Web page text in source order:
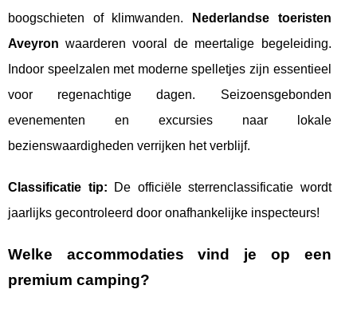
boogschieten of klimwanden.
Nederlandse toeristen
Aveyron waarderen vooral de meertalige begeleiding.
Indoor speelzalen met moderne spelletjes zijn essentieel
voor regenachtige dagen. Seizoensgebonden
evenementen en excursies naar lokale
bezienswaardigheden verrijken het verblijf.
Classificatie tip: De officiële sterrenclassificatie wordt
jaarlijks gecontroleerd door onafhankelijke inspecteurs!
Welke accommodaties vind je op een
premium camping?